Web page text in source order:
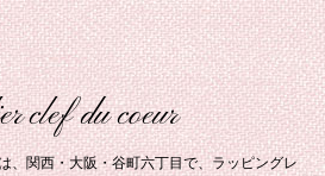
clef du coeur
、関西・大阪・谷町六丁目で、ラッピングレ